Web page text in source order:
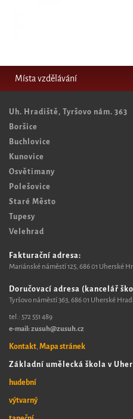
Místa vzdělávání
Uh. Hradiště, Tyršovo nám. 363
Boršice
Buchlovice
Kunovice
Osvětimany
Polešovice
Staré Město
Tupesy
Velehrad
Fakturační adresa:
Mariánské náměstí 125, 686 01 Uherské
Doručovací adresa (kancelář
Tyršovo náměstí 363, 686 01 Uherské
tel.: 572 551 489​
e-mail: zusuh@zusuh.cz
Kontakt, Mapa stránek
Základní umělecká škola v
hudební
výtvarný